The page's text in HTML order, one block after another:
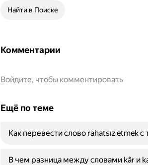
Найти в Поиске
Комментарии
Войдите, чтобы комментировать
Ещё по теме
Как перевести слово rahatsız etmek с
В чем разница между словами kâr и